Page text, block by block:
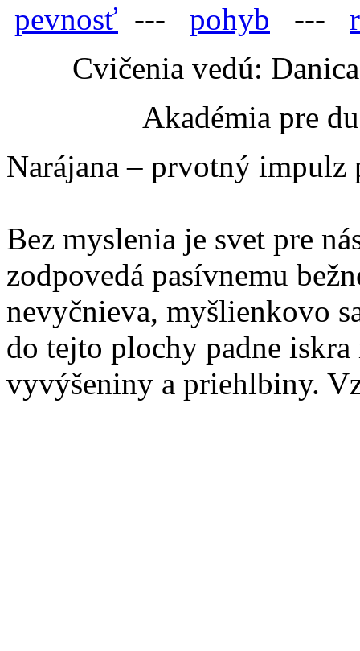
pevnosť --- pohyb ---
Cvičenia vedú:
Akadémia pre
Narájana – prvotný impulz
Bez myslenia je svet pre
zodpovedá pasívnemu
nevyčnieva, myšlienkovo
do tejto plochy padne
vyvýšeniny a priehlbiny.